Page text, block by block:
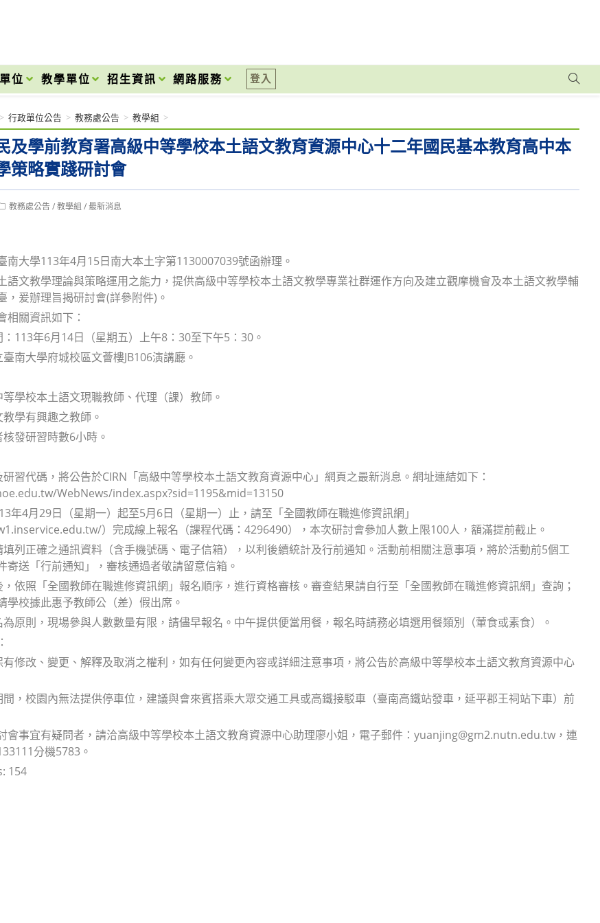
位 教學單位 招生資訊 網路服務 登入
及學前教育署高級中等學校本土語文教育資源中心十二年國民基本教育高中本
策略實踐研討會
> 行政單位公告 > 教務處公告 > 教學組 >
教務處公告 / 教學組 / 最新消息
南大學113年4月15日南大本土字第1130007039號函辦理。
語文教學理論與策略運用之能力，提供高級中等學校本土語文教學專業社群運作方向及建立觀摩機會及本土語文教學輔
，爰辦理旨揭研討會(詳參附件)。
相關資訊如下：
113年6月14日（星期五）上午8：30至下午5：30。
南大學府城校區文薈樓JB106演講廳。
學校本土語文現職教師、代理（課）教師。
學有興趣之教師。
發研習時數6小時。
習代碼，將公告於CIRN「高級中等學校本土語文教育資源中心」網頁之最新消息。網址連結如下：
WebNews/index.aspx?sid=1195&mid=13150
年4月29日（星期一）起至5月6日（星期一）止，請至「全國教師在職進修資訊網」
）完成線上報名（課程代碼：4296490），本次研討會參加人數上限100人，額滿提前截止。
列正確之通訊資料（含手機號碼、電子信箱），以利後續統計及行前通知。活動前相關注意事項，將於活動前5個工
寄送「行前通知」，審核通過者敬請留意信箱。
依照「全國教師在職進修資訊網」報名順序，進行資格審核。審查結果請自行至「全國教師在職進修資訊網」查詢；
學校據此惠予教師公（差）假出席。
原則，現場參與人數數量有限，請儘早報名。中午提供便當用餐，報名時請務必填選用餐類別（葷食或素食）。
修改、變更、解釋及取消之權利，如有任何變更內容或詳細注意事項，將公告於高級中等學校本土語文教育資源中心
，校園內無法提供停車位，建議與會來賓搭乘大眾交通工具或高鐵接駁車（臺南高鐵站發車，延平郡王祠站下車）前
會事宜有疑問者，請洽高級中等學校本土語文教育資源中心助理廖小姐，電子郵件：yuanjing@gm2.nutn.edu.tw，連
分機5783。
154